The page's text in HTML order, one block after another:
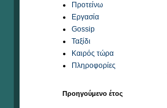
Προτείνω
Εργασία
Gossip
Ταξίδι
Καιρός τώρα
Πληροφορίες
Προηγούμενο έτος